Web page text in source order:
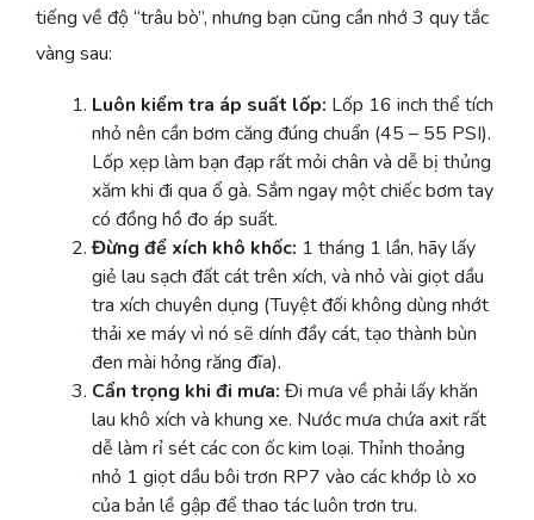
tiếng về độ “trâu bò”, nhưng bạn cũng cần nhớ 3 quy tắc
vàng sau:
Luôn kiểm tra áp suất lốp: Lốp 16 inch thể tích
nhỏ nên cần bơm căng đúng chuẩn (45 – 55 PSI).
Lốp xẹp làm bạn đạp rất mỏi chân và dễ bị thủng
xăm khi đi qua ổ gà. Sắm ngay một chiếc bơm tay
có đồng hồ đo áp suất.
Đừng để xích khô khốc: 1 tháng 1 lần, hãy lấy
giẻ lau sạch đất cát trên xích, và nhỏ vài giọt dầu
tra xích chuyên dụng (Tuyệt đối không dùng nhớt
thải xe máy vì nó sẽ dính đầy cát, tạo thành bùn
đen mài hỏng răng đĩa).
Cẩn trọng khi đi mưa: Đi mưa về phải lấy khăn
lau khô xích và khung xe. Nước mưa chứa axit rất
dễ làm rỉ sét các con ốc kim loại. Thỉnh thoảng
nhỏ 1 giọt dầu bôi trơn RP7 vào các khớp lò xo
của bản lề gập để thao tác luôn trơn tru.